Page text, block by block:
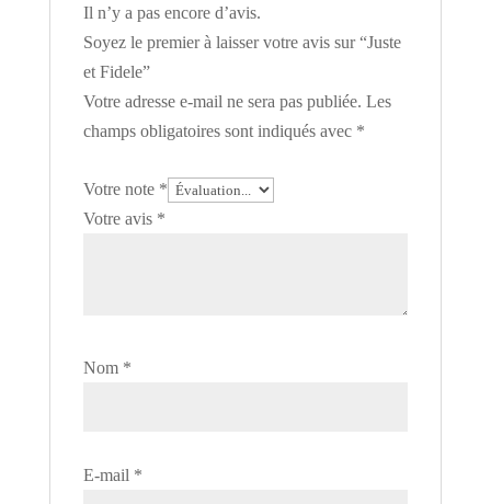
Il n’y a pas encore d’avis.
Soyez le premier à laisser votre avis sur “Juste
et Fidele”
Votre adresse e-mail ne sera pas publiée. Les
champs obligatoires sont indiqués avec *
Votre note *
Votre avis *
Nom *
E-mail *